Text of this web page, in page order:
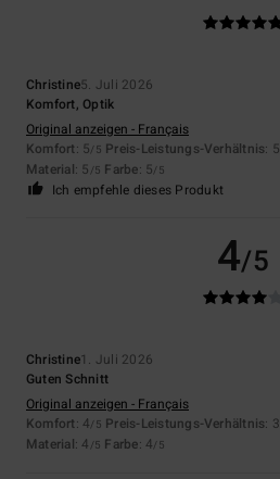
Christine5. Juli 2026
Komfort, Optik
Original anzeigen - Français
Komfort: 5/5 Preis-Leistungs-Verhältnis: 5
Material: 5 /5 Farbe: 5/5
Ich empfehle dieses Produkt
4/5
Christine1. Juli 2026
Guten Schnitt
Original anzeigen - Français
Komfort: 4/5 Preis-Leistungs-Verhältnis: 3
Material: 4 /5 Farbe: 4/5